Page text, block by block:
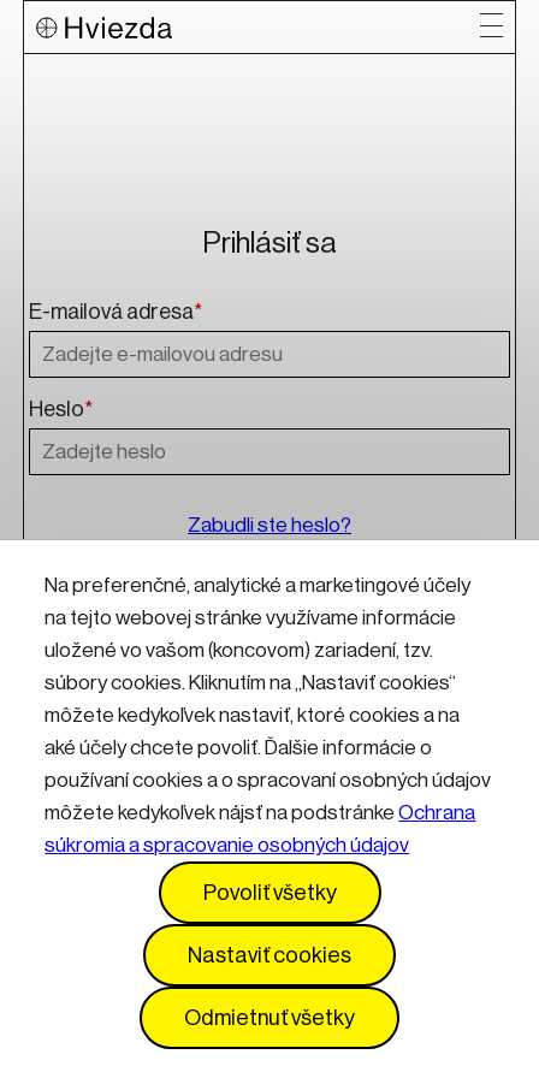
Na preferenčné, analytické a marketingové účely
na tejto webovej stránke využívame informácie
uložené vo vašom (koncovom) zariadení, tzv.
súbory cookies. Kliknutím na „Nastaviť cookies“
môžete kedykoľvek nastaviť, ktoré cookies a na
aké účely chcete povoliť. Ďalšie informácie o
používaní cookies a o spracovaní osobných údajov
môžete kedykoľvek nájsť na podstránkeOchrana
súkromia a spracovanie osobných údajov
Povoliť všetky
Nastaviť cookies
Odmietnuť všetky
Prihlásiť sa
E-mailová adresa*
Heslo*
Zabudli ste heslo?
Přihlásit
Kontakty Informácie pre návštevníkov
Prevádzkový poriadok
Vyhlásenie o prístupnosti Služby
Nastavenia cookies